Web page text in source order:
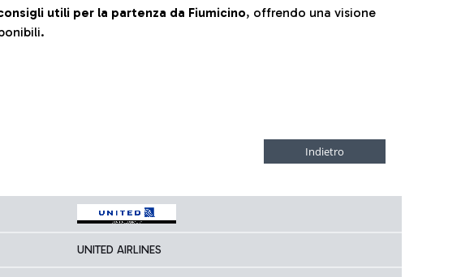
utili per la partenza da Fiumicino, offrendo una visione
UNITED AIRLINES